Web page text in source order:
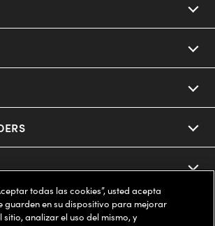
todas las cookies”, usted acepta
guarden en su dispositivo para mejorar
analizar el uso del mismo, y